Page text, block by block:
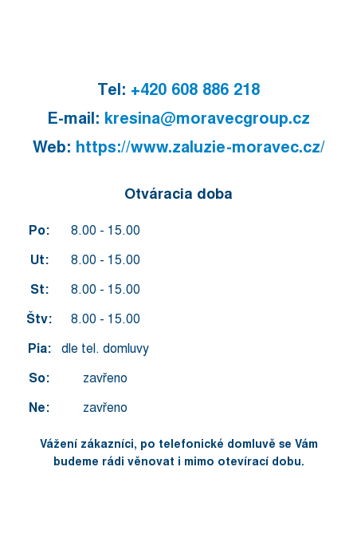
Tel: +420 608 886 218
E-mail: kresina@moravecgroup.cz
Web: https://www.zaluzie-moravec.cz/
Otváracia doba
Po: 8.00 - 15.00
Ut: 8.00 - 15.00
St: 8.00 - 15.00
Štv: 8.00 - 15.00
Pia: dle tel. domluvy
So: zavřeno
Ne: zavřeno
Vážení zákazníci, po telefonické domluvě se Vám
budeme rádi věnovat i mimo otevírací dobu.